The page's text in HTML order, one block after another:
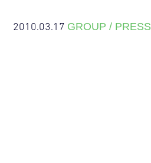
2010.03.17 GROUP / PRESS